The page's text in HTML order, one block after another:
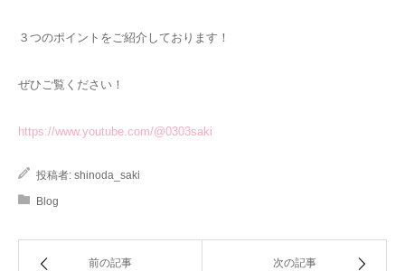
３つのポイントをご紹介しております！
ぜひご覧ください！
https://www.youtube.com/@0303saki
投稿者: shinoda_saki
Blog
前の記事 次の記事